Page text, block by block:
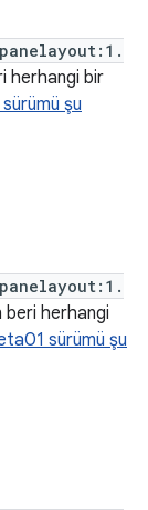
herhangi bir
şu
beri herhangi
sürümü şu